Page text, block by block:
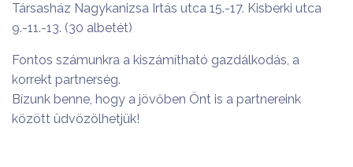
Társasház Nagykanizsa Irtás utca 15.-17. Kisberki utca
9.-11.-13. (30 albetét)
Fontos számunkra a kiszámítható gazdálkodás, a
korrekt partnerség.
Bízunk benne, hogy a jövőben Önt is a partnereink
között üdvözölhetjük!